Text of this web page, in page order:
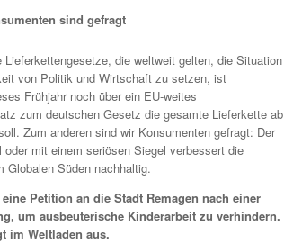
sind gefragt
die weltweit gelten, die Situation
von Politik und Wirtschaft zu setzen, ist
Frühjahr noch über ein EU-weites
zum deutschen Gesetz die gesamte Lieferkette ab
Zum anderen sind wir Konsumenten gefragt: Der
mit einem seriösen Siegel verbessert die
Globalen Süden nachhaltig.
Petition an die Stadt Remagen nach einer
um ausbeuterische Kinderarbeit zu verhindern.
im Weltladen aus.